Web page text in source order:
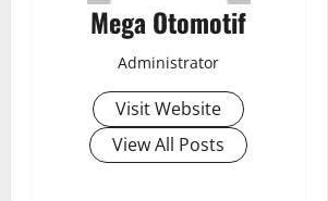
Mega Otomotif
Administrator
Visit Website
View All Posts